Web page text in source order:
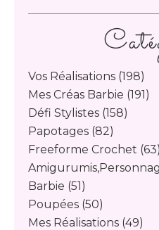
Vos Réalisations (198)
Mes Créas Barbie (191)
Défi Stylistes (158)
Papotages (82)
Freeforme Crochet (63)
Barbie (51)
Poupées (50)
Mes Réalisations (49)